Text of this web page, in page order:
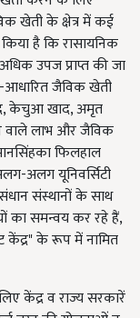
खेती के क्षेत्र में कई
है कि रासायनिक
उपज प्राप्त की जा
आधारित जैविक खेती
केचुआ खाद, अमृत
वाले लाभ और जैविक
फिलहाल
अलग यूनिवर्सिटी
संस्थानों के साथ
का समन्वय कर रहे हैं,
केंद्र" के रूप में नामित
केंद्र व राज्य सरकारें